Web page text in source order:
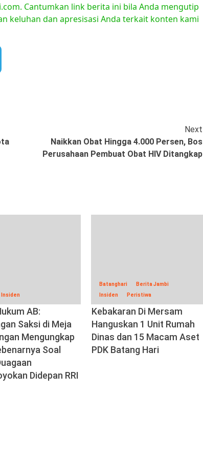
Cantumkan link berita ini bila Anda mengutip
keluhan dan apresisasi Anda terkait konten kami
Next
Naikkan Obat Hingga 4.000 Persen, Bos
Perusahaan Pembuat Obat HIV Ditangkap
Insiden
AB:
Saksi di Meja
Mengungkap
Soal
Didepan RRI
Batanghari
Berita Jambi
Insiden
Peristiwa
Kebakaran Di Mersam
Hanguskan 1 Unit Rumah
Dinas dan 15 Macam Aset
PDK Batang Hari